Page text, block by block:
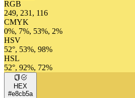
RGB
249, 231, 116
CMYK
0%, 7%, 53%, 2%
HSV
52°, 53%, 98%
HSL
52°, 92%, 72%
HEX
#e8cb5a